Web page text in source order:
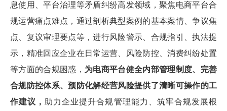
息使用、平台治理等矛盾纠纷高发领域，聚焦电商平台合
规运营痛点难点，通过剖析典型案例的基本案情、争议焦
点、复议审理要点等，进行风险警示、合规指引、执法提
示，精准回应企业在日常运营、风险防控、消费纠纷处置
等方面的合规困惑， 为电商平台健全内部管理制度、完善
合规防控体系、预防化解经营风险提供了清晰可操作的工
作建议， 助力企业提升合规管理能力、筑牢合规发展根